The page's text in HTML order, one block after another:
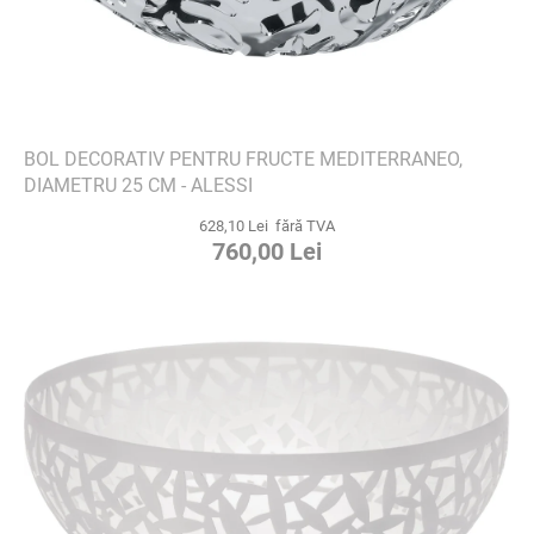
BOL DECORATIV PENTRU FRUCTE MEDITERRANEO,
DIAMETRU 25 CM - ALESSI
628,10 Lei fără TVA
760,00 Lei